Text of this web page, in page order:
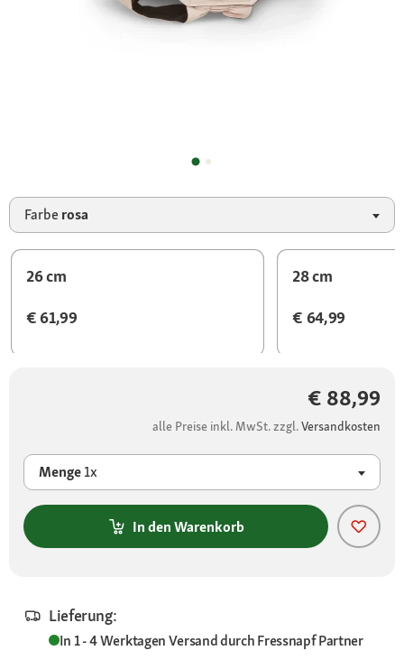
Farbe rosa
26 cm
€ 61,99
28 cm
€ 64,99
€ 88,99
alle Preise inkl. MwSt. zzgl.Versandkosten
Menge1x
In den Warenkorb
Lieferung:
In 1 - 4 WerktagenVersand durchFressnapf Partner